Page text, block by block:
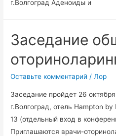
г.Волгоград Аденоиды и
Заседание
Оставьте комментарий / Лор
Заседание пройдет 26
г.Волгоград, отель Hampton
13 (отдельный вход в
Приглашаются врачи-